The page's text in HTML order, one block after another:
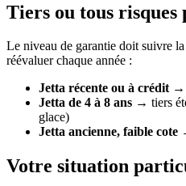
Tiers ou tous risques
Le niveau de garantie doit suivre la
réévaluer chaque année :
Jetta récente ou à crédit→
Jetta de 4 à 8 ans → tiers
glace)
Jetta ancienne, faible cote
Votre situation